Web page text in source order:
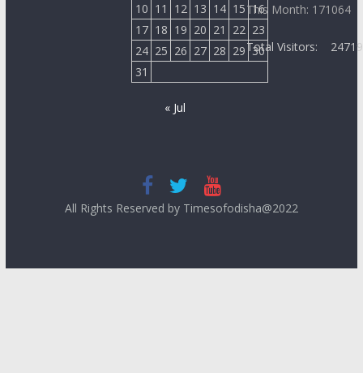
10 11 12 13 14 15 16
17 18 19 20 21 22 23
24 25 26 27 28 29 30
31
« Jul
This Month: 171064
Total Visitors:
All Rights Reserved by Timesofodisha@2022